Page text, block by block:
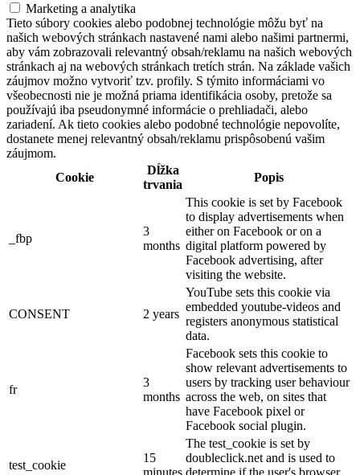
Marketing a analytika
Tieto súbory cookies alebo podobnej technológie môžu byť na
našich webových stránkach nastavené nami alebo našimi partnermi,
aby vám zobrazovali relevantný obsah/reklamu na našich webových
stránkach aj na webových stránkach tretích strán. Na základe vašich
záujmov možno vytvoriť tzv. profily. S týmito informáciami vo
všeobecnosti nie je možná priama identifikácia osoby, pretože sa
používajú iba pseudonymné informácie o prehliadači, alebo
zariadení. Ak tieto cookies alebo podobné technológie nepovolíte,
dostanete menej relevantný obsah/reklamu prispôsobenú vašim
záujmom.
Cookie
Dĺžka
trvania
Popis
_fbp
3
months
This cookie is set by Facebook
to display advertisements when
either on Facebook or on a
digital platform powered by
Facebook advertising, after
visiting the website.
CONSENT 2 years
YouTube sets this cookie via
embedded youtube-videos and
registers anonymous statistical
data.
fr
3
months
Facebook sets this cookie to
show relevant advertisements to
users by tracking user behaviour
across the web, on sites that
have Facebook pixel or
Facebook social plugin.
test_cookie
15
minutes
The test_cookie is set by
doubleclick.net and is used to
determine if the user's browser